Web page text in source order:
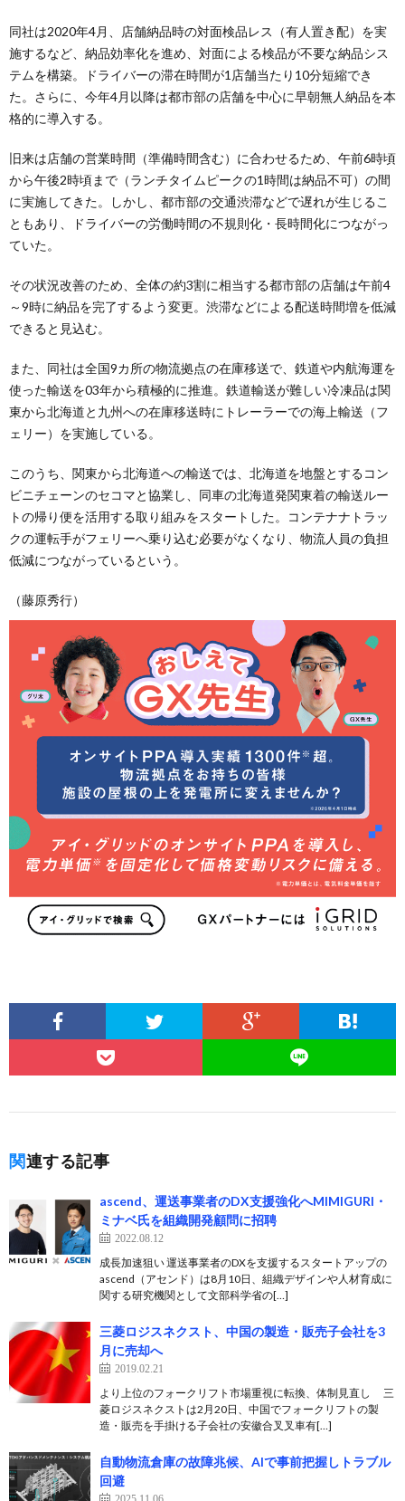
同社は2020年4月、店舗納品時の対面検品レス（有人置き配）を実
施するなど、納品効率化を進め、対面による検品が不要な納品シス
テムを構築。ドライバーの滞在時間が1店舗当たり10分短縮でき
た。さらに、今年4月以降は都市部の店舗を中心に早朝無人納品を本
格的に導入する。
旧来は店舗の営業時間（準備時間含む）に合わせるため、午前6時頃
から午後2時頃まで（ランチタイムピークの1時間は納品不可）の間
に実施してきた。しかし、都市部の交通渋滞などで遅れが生じるこ
ともあり、ドライバーの労働時間の不規則化・長時間化につながっ
ていた。
その状況改善のため、全体の約3割に相当する都市部の店舗は午前4
～9時に納品を完了するよう変更。渋滞などによる配送時間増を低減
できると見込む。
また、同社は全国9カ所の物流拠点の在庫移送で、鉄道や内航海運を
使った輸送を03年から積極的に推進。鉄道輸送が難しい冷凍品は関
東から北海道と九州への在庫移送時にトレーラーでの海上輸送（フ
ェリー）を実施している。
このうち、関東から北海道への輸送では、北海道を地盤とするコン
ビニチェーンのセコマと協業し、同車の北海道発関東着の輸送ルー
トの帰り便を活用する取り組みをスタートした。コンテナナトラッ
クの運転手がフェリーへ乗り込む必要がなくなり、物流人員の負担
低減につながっているという。
（藤原秀行）
関連する記事
ascend、運送事業者のDX支援強化へMIMIGURI・
ミナベ氏を組織開発顧問に招聘
2022.08.12
成長加速狙い 運送事業者のDXを支援するスタートアップの
ascend（アセンド）は8月10日、組織デザインや人材育成に
関する研究機関として文部科学省の[…]
三菱ロジスネクスト、中国の製造・販売子会社を3
月に売却へ
2019.02.21
より上位のフォークリフト市場重視に転換、体制見直し 三
菱ロジスネクストは2月20日、中国でフォークリフトの製
造・販売を手掛ける子会社の安徽合叉叉車有[…]
自動物流倉庫の故障兆候、AIで事前把握しトラブル
回避
2025.11.06